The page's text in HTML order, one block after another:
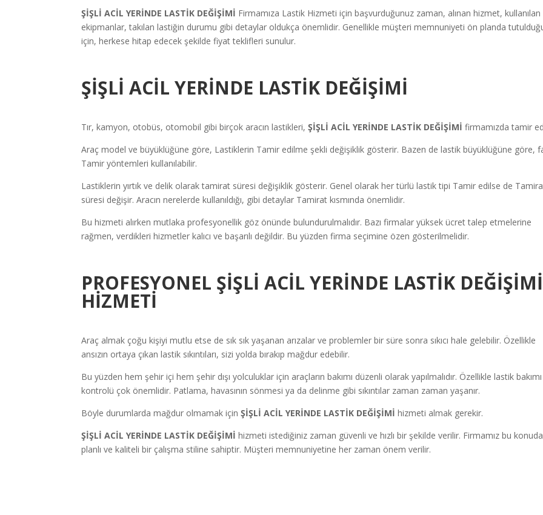
ŞİŞLİ ACİL YERİNDE LASTİK DEĞİŞİMİ Firmamıza Lastik Hizmeti için başvurduğunuz zaman, alınan hizmet, kullanılan
ekipmanlar, takılan lastiğin durumu gibi detaylar oldukça önemlidir. Genellikle müşteri memnuniyeti ön planda
için, herkese hitap edecek şekilde fiyat teklifleri sunulur.
ŞİŞLİ ACİL YERİNDE LASTİK DEĞİŞİMİ
Tır, kamyon, otobüs, otomobil gibi birçok aracın lastikleri, ŞİŞLİ ACİL YERİNDE LASTİK DEĞİŞİMİfirmamızda tamir
Araç model ve büyüklüğüne göre, Lastiklerin Tamir edilme şekli değişiklik gösterir. Bazen de lastik büyüklüğüne göre,
Tamir yöntemleri kullanılabilir.
Lastiklerin yırtık ve delik olarak tamirat süresi değişiklik gösterir. Genel olarak her türlü lastik tipi Tamir edilse de
süresi değişir. Aracın nerelerde kullanıldığı, gibi detaylar Tamirat kısmında önemlidir.
Bu hizmeti alırken mutlaka profesyonellik göz önünde bulundurulmalıdır. Bazı firmalar yüksek ücret talep etmelerine
rağmen, verdikleri hizmetler kalıcı ve başarılı değildir. Bu yüzden firma seçimine özen gösterilmelidir.
PROFESYONEL ŞİŞLİ ACİL YERİNDE LASTİK DEĞİŞİMİ
HİZMETİ
Araç almak çoğu kişiyi mutlu etse de sık sık yaşanan arızalar ve problemler bir süre sonra sıkıcı hale gelebilir. Özellikle
ansızın ortaya çıkan lastik sıkıntıları, sizi yolda bırakıp mağdur edebilir.
Bu yüzden hem şehir içi hem şehir dışı yolculuklar için araçların bakımı düzenli olarak yapılmalıdır. Özellikle lastik
kontrolü çok önemlidir. Patlama, havasının sönmesi ya da delinme gibi sıkıntılar zaman zaman yaşanır.
Böyle durumlarda mağdur olmamak içinŞİŞLİ ACİL YERİNDE LASTİK DEĞİŞİMİ hizmeti almak gerekir.
ŞİŞLİ ACİL YERİNDE LASTİK DEĞİŞİMİhizmeti istediğiniz zaman güvenli ve hızlı bir şekilde verilir. Firmamız bu konuda
planlı ve kaliteli bir çalışma stiline sahiptir. Müşteri memnuniyetine her zaman önem verilir.